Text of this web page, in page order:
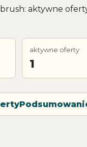
aktywne
aktywne oferty
1